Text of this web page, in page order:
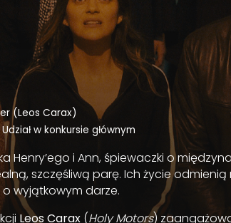
(Leos Carax)
w konkursie głównym
Henry’ego i Ann, śpiewaczki o
szczęśliwą parę. Ich życie
wyjątkowym darze.
Leos Carax (Holy Motors)